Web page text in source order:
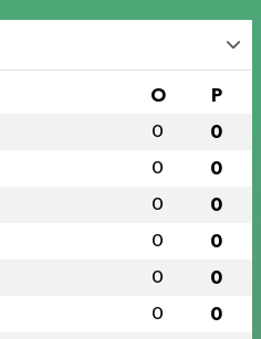
O P
0 0
0 0
0 0
0 0
0 0
0 0